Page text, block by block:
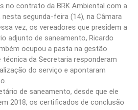
no contrato da BRK Ambiental com a
segunda-feira (14), na Câmara
vez, os vereadores que presidem a
adjunto de saneamento, Ricardo
ocupou a pasta na gestão
técnica da Secretaria responderam
do serviço e apontaram
de saneamento, desde que ele
2018, os certificados de conclusão